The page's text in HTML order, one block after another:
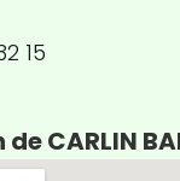
15
CARLIN